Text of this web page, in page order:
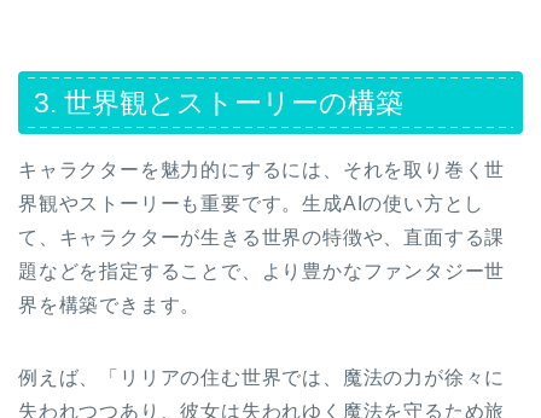
3. 世界観とストーリーの構築
キャラクターを魅力的にするには、それを取り巻く世
界観やストーリーも重要です。生成AIの使い方とし
て、キャラクターが生きる世界の特徴や、直面する課
題などを指定することで、より豊かなファンタジー世
界を構築できます。
例えば、「リリアの住む世界では、魔法の力が徐々に
失われつつあり、彼女は失われゆく魔法を守るため旅